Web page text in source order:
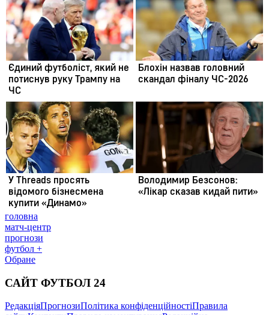
головна
матч-центр
прогнози
футбол +
Обране
САЙТ ФУТБОЛ 24
РедакціяПрогнозиПолітика конфіденційностіПравила